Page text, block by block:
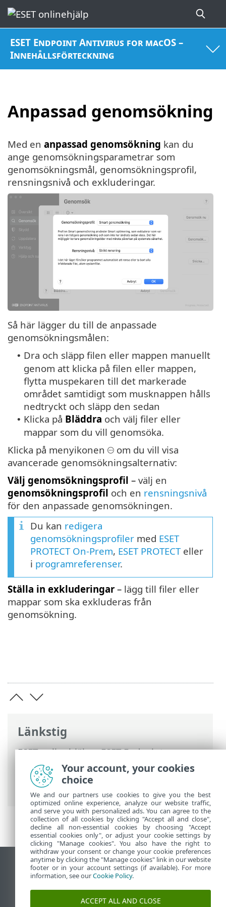
ESET Endpoint Antivirus for macOS –
Innehållsförteckning
Anpassad genomsökning
Länkstig
ESET onlinehjälp>ESET Endpoint
Antivirus for macOS>Arbeta med ESET
Endpoint Antivirus for macOS
Anpassad genomsökning
Med en anpassad genomsökning kan du
ange genomsökningsparametrar som
genomsökningsmål, genomsökningsprofil,
rensningsnivå och exkluderingar.
Så här lägger du till de anpassade
genomsökningsmålen:
• Dra och släpp filen eller mappen manuellt
genom att klicka på filen eller mappen,
flytta muspekaren till det markerade
området samtidigt som musknappen hålls
nedtryckt och släpp den sedan
• Klicka på Bläddra och välj filer eller
mappar som du vill genomsöka.
Klicka på menyikonen
om du vill visa
avancerade genomsökningsalternativ:
Välj genomsökningsprofil – välj en
genomsökningsprofil och en rensningsnivå
för den anpassade genomsökningen.
Du kan redigera
genomsökningsprofiler med ESET
PROTECT On-Prem, ESET PROTECTeller
i programreferenser.
Ställa in exkluderingar – lägg till filer eller
mappar som ska exkluderas från
genomsökning.
Visa skrivbords-webbplats
End of Life
ESET kunskapsbas
Your account, your cookies
choice
We and our partners use cookies to give you the best
optimized online experience, analyze our website traffic,
and serve you with personalized ads. You can agree to the
collection of all cookies by clicking "Accept all and close",
decline all non-essential cookies by choosing "Accept
essential cookies only", or adjust your cookie settings by
clicking "Manage cookies". You also have the right to
withdraw your consent or change your cookie preferences
anytime by clicking the "Manage cookies" link in our website
footer or in your account settings (if available). For more
information, see ourCookie Policy.
ACCEPT ALL AND CLOSE